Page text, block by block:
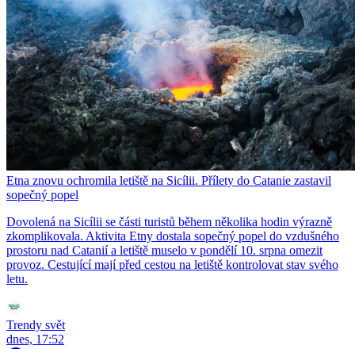
Etna znovu ochromila letiště na Sicílii. Přílety do Catanie zastavil
sopečný popel
Dovolená na Sicílii se části turistů během několika hodin výrazně
zkomplikovala. Aktivita Etny dostala sopečný popel do vzdušného
prostoru nad Catanií a letiště muselo v pondělí 10. srpna omezit
provoz. Cestující mají před cestou na letiště kontrolovat stav svého
letu.
Trendy svět
dnes, 17:52